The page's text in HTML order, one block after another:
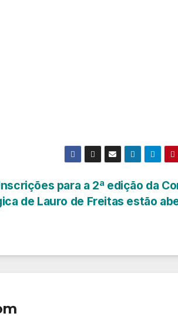
para a 2ª edição da
de Lauro de Freitas estão